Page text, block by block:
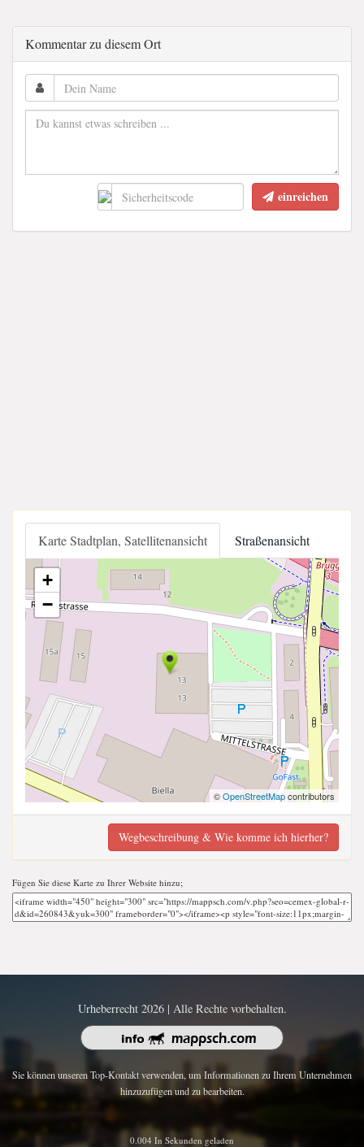
Kommentar zu diesem Ort
einreichen
Karte Stadtplan, Satellitenansicht Straßenansicht
+
−
©OpenStreetMapcontributors
Wegbeschreibung & Wie komme ich hierher?
Fügen Sie diese Karte zu Ihrer Website hinzu;
Urheberrecht 2026 | Alle Rechte vorbehalten.
Sie können unseren Top-Kontakt verwenden, um Informationen zu Ihrem Unternehmen
hinzuzufügen und zu bearbeiten.
0.004 In Sekunden geladen